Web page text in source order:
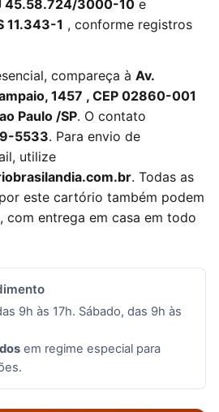
45.58.724/3000-10 e
11.343-1 , conforme registros
compareça à Av.
1457 , CEP 02860-001
Paulo /SP. O contato
5533. Para envio de
utilize
. Todas as
este cartório também podem
, com entrega em casa em todo
9h às 17h. Sábado, das 9h às
em regime especial para